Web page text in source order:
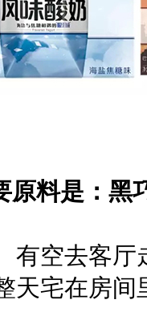
原料是：黑
有空去客厅
天宅在房间